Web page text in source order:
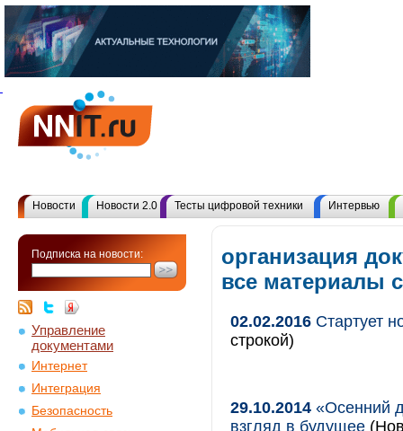
Новости Новости 2.0 Тесты цифровой техники Интервью
Подписка на новости:
Управление
документами
Интернет
Интеграция
Безопасность
организация
все материалы
02.02.2016 Стартует
строкой)
29.10.2014 «Осенний
взгляд в будущее